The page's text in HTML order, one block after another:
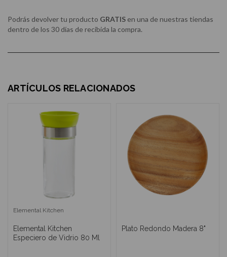
Podrás devolver tu producto GRATIS en una de nuestras tiendas
dentro de los 30 días de recibida la compra.
ARTÍCULOS RELACIONADOS
Elemental Kitchen
Elemental Kitchen
Especiero de Vidrio 80 Ml
Plato Redondo Madera 8"